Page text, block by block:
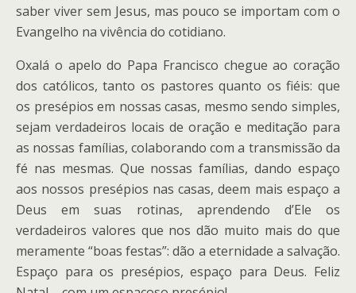
saber viver sem Jesus, mas pouco se importam com o
Evangelho na vivência do cotidiano.
Oxalá o apelo do Papa Francisco chegue ao coração
dos católicos, tanto os pastores quanto os fiéis: que
os presépios em nossas casas, mesmo sendo simples,
sejam verdadeiros locais de oração e meditação para
as nossas famílias, colaborando com a transmissão da
fé nas mesmas. Que nossas famílias, dando espaço
aos nossos presépios nas casas, deem mais espaço a
Deus em suas rotinas, aprendendo d’Ele os
verdadeiros valores que nos dão muito mais do que
meramente “boas festas”: dão a eternidade a salvação.
Espaço para os presépios, espaço para Deus. Feliz